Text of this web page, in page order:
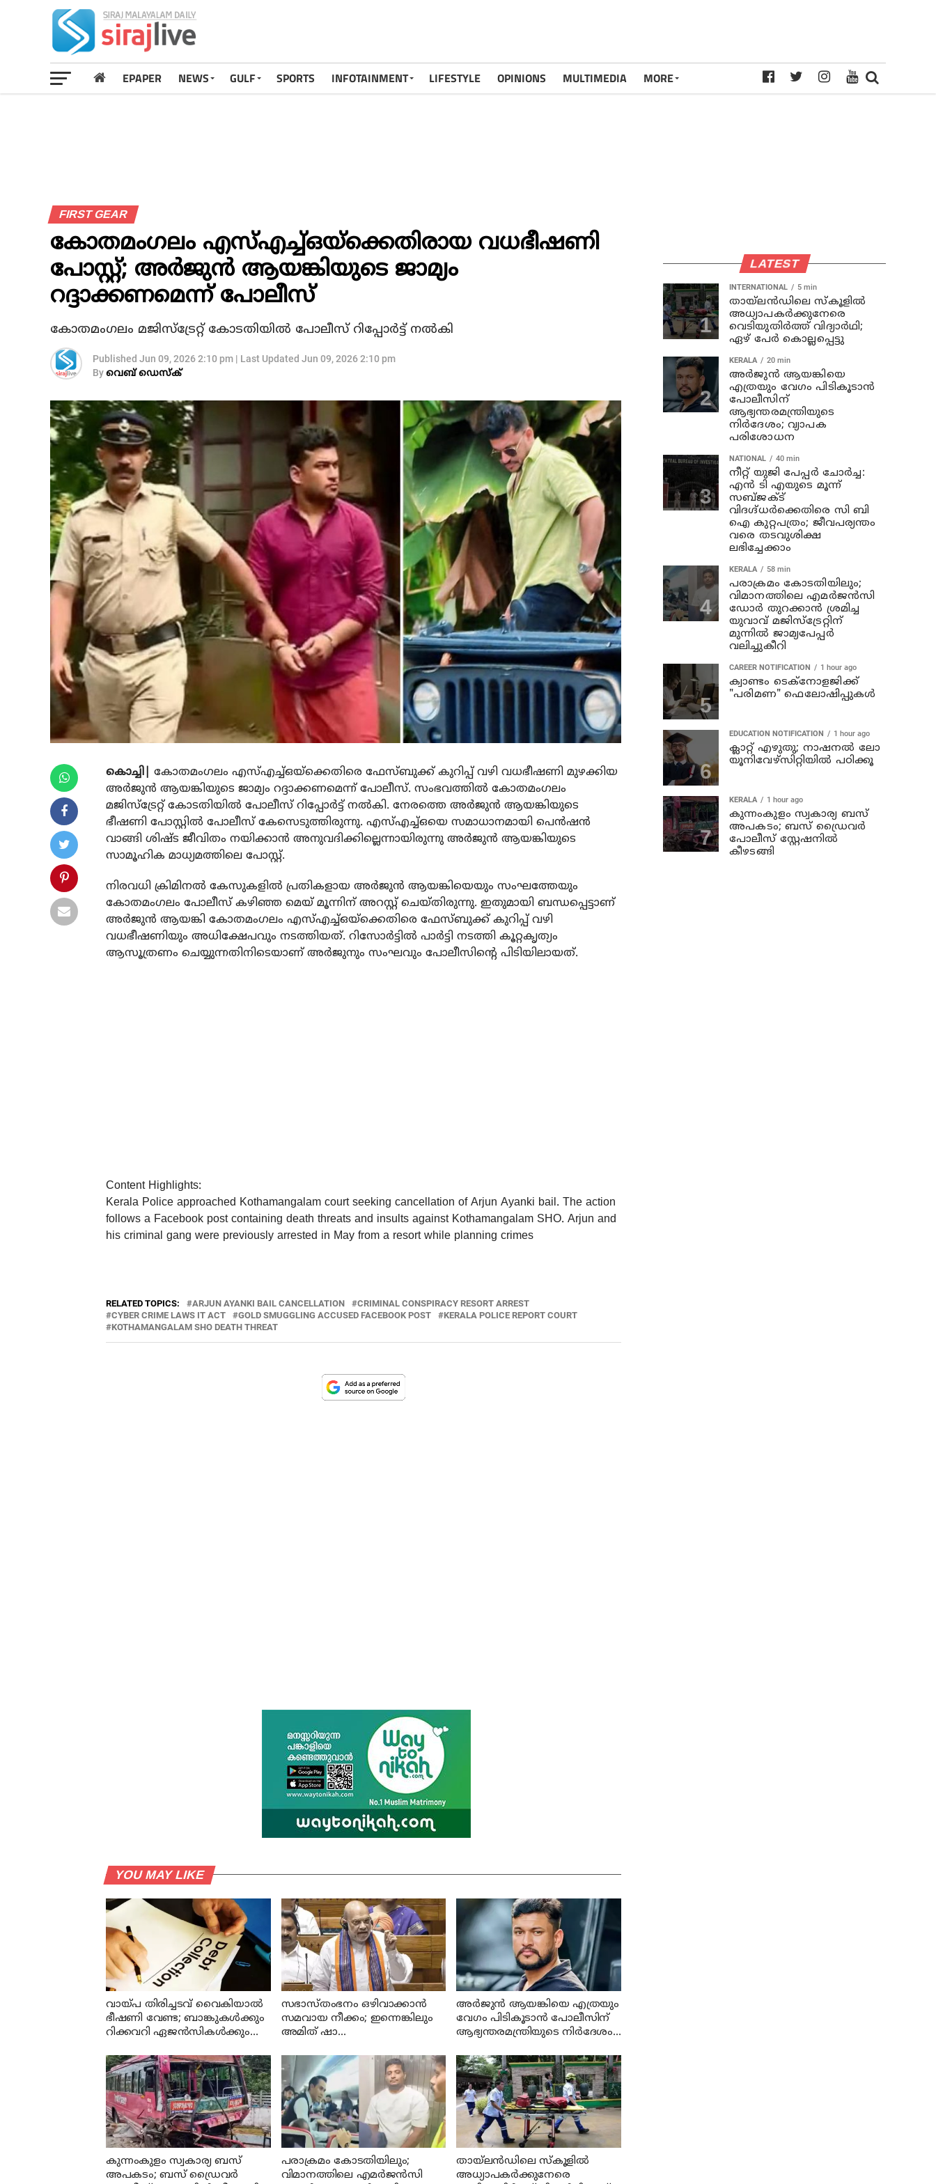
EPAPER NEWS GULF SPORTS INFOTAINMENT LIFESTYLE OPINIONS MULTIMEDIA MORE
FIRST GEAR
കോതമംഗലം എസ്എച്ച്ഒയ്‌ക്കെതിരായ വധഭീഷണി
പോസ്റ്റ്; അര്‍ജുന്‍ ആയങ്കിയുടെ ജാമ്യം
റദ്ദാക്കണമെന്ന് പോലീസ്
കോതമംഗലം മജിസ്ട്രേറ്റ് കോടതിയില്‍ പോലീസ് റിപ്പോര്‍ട്ട് നല്‍കി
Published Jun 09, 2026 2:10 pm | Last Updated Jun 09, 2026 2:10 pm
Byവെബ് ഡെസ്‌ക്
കൊച്ചി|
കോതമംഗലം എസ്എച്ച്ഒയ്‌ക്കെതിരെ ഫേസ്ബുക്ക് കുറിപ്പ് വഴി വധഭീഷണി മുഴക്കിയ
അര്‍ജുന്‍ ആയങ്കിയുടെ ജാമ്യം റദ്ദാക്കണമെന്ന് പോലീസ്. സംഭവത്തില്‍ കോതമംഗലം
മജിസ്ട്രേറ്റ് കോടതിയില്‍ പോലീസ് റിപ്പോര്‍ട്ട് നല്‍കി. നേരത്തെ അര്‍ജുന്‍ ആയങ്കിയുടെ
ഭീഷണി പോസ്റ്റില്‍ പോലീസ് കേസെടുത്തിരുന്നു. എസ്എച്ച്ഒയെ സമാധാനമായി പെന്‍ഷന്‍
വാങ്ങി ശിഷ്ട ജീവിതം നയിക്കാന്‍ അനുവദിക്കില്ലെന്നായിരുന്നു അര്‍ജുന്‍ ആയങ്കിയുടെ
സാമൂഹിക മാധ്യമത്തിലെ പോസ്റ്റ്.
നിരവധി ക്രിമിനല്‍ കേസുകളില്‍ പ്രതികളായ അര്‍ജുന്‍ ആയങ്കിയെയും സംഘത്തേയും
കോതമംഗലം പോലീസ് കഴിഞ്ഞ മെയ് മൂന്നിന് അറസ്റ്റ് ചെയ്തിരുന്നു. ഇതുമായി ബന്ധപ്പെട്ടാണ്
അര്‍ജുന്‍ ആയങ്കി കോതമംഗലം എസ്എച്ച്ഒയ്‌ക്കെതിരെ ഫേസ്ബുക്ക് കുറിപ്പ് വഴി
വധഭീഷണിയും അധിക്ഷേപവും നടത്തിയത്. റിസോര്‍ട്ടില്‍ പാര്‍ട്ടി നടത്തി കൂറ്റകൃത്യം
ആസൂത്രണം ചെയ്യുന്നതിനിടെയാണ് അര്‍ജുനും സംഘവും പോലീസിന്റെ പിടിയിലായത്.
Content Highlights:
Kerala Police approached Kothamangalam court seeking cancellation of Arjun Ayanki bail. The action
follows a Facebook post containing death threats and insults against Kothamangalam SHO. Arjun and
his criminal gang were previously arrested in May from a resort while planning crimes
RELATED TOPICS: ARJUN AYANKI BAIL CANCELLATION
CRIMINAL CONSPIRACY RESORT ARREST
CYBER CRIME LAWS IT ACT
GOLD SMUGGLING ACCUSED FACEBOOK POST
KERALA POLICE REPORT COURT
KOTHAMANGALAM SHO DEATH THREAT
YOU MAY LIKE
വായ്പ തിരിച്ചടവ് വൈകിയാൽ
ഭീഷണി വേണ്ട; ബാങ്കുകൾക്കും
റിക്കവറി ഏജൻസികൾക്കും
ആർ ബി ഐ
സഭാസ്തംഭനം ഒഴിവാക്കാൻ
സമവായ നീക്കം; ഇന്നെങ്കിലും
അമിത് ഷാ
അര്‍ജുന്‍ ആയങ്കിയെ എത്രയും
വേഗം പിടികൂടാന്‍ പോലീസിന്
ആഭ്യന്തരമന്ത്രിയുടെ നിര്‍ദേശം;
കുന്നംകുളം സ്വകാര്യ ബസ്
അപകടം; ബസ് ഡ്രൈവര്‍
പരാക്രമം കോടതിയിലും;
വിമാനത്തിലെ എമര്‍ജന്‍സി
തായ്‌ലന്‍ഡിലെ സ്കൂളിൽ
അധ്യാപകര്‍ക്കുനേരെ
LATEST
INTERNATIONAL 5 min
തായ്‌ലന്‍ഡിലെ സ്കൂളിൽ
അധ്യാപകര്‍ക്കുനേരെ
വെടിയുതിർത്ത് വിദ്യാർഥി;
ഏഴ് പേര്‍ കൊല്ലപ്പെട്ടു
KERALA 20 min
അര്‍ജുന്‍ ആയങ്കിയെ
എത്രയും വേഗം പിടികൂടാന്‍
പോലീസിന്
ആഭ്യന്തരമന്ത്രിയുടെ
നിര്‍ദേശം; വ്യാപക
പരിശോധന
NATIONAL 40 min
നീറ്റ് യുജി പേപ്പർ ചോർച്ച:
എൻ ടി എയുടെ മൂന്ന്
സബ്ജക്ട്
വിദഗ്ദ്ധർക്കെതിരെ സി ബി
ഐ കുറ്റപത്രം; ജീവപര്യന്തം
വരെ തടവുശിക്ഷ
ലഭിച്ചേക്കാം
KERALA 58 min
പരാക്രമം കോടതിയിലും;
വിമാനത്തിലെ എമര്‍ജന്‍സി
ഡോര്‍ തുറക്കാന്‍ ശ്രമിച്ച
യുവാവ് മജിസ്ട്രേറ്റിന്
മുന്നില്‍ ജാമ്യപേപ്പര്‍
വലിച്ചുകീറി
CAREER NOTIFICATION 1 hour ago
ക്വാണ്ടം ടെക്‌നോളജിക്ക്
"പരിമണ" ഫെലോഷിപ്പുകൾ
EDUCATION NOTIFICATION 1 hour ago
ക്ലാറ്റ് എഴുതു; നാഷനൽ ലോ
യൂനിവേഴ്‌സിറ്റിയിൽ പഠിക്കൂ
KERALA 1 hour ago
കുന്നംകുളം സ്വകാര്യ ബസ്
അപകടം; ബസ് ഡ്രൈവര്‍
പോലീസ് സ്റ്റേഷനില്‍
കീഴടങ്ങി